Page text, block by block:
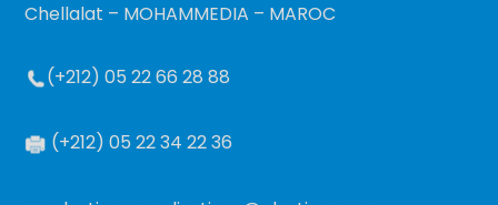
Chellalat – MOHAMMEDIA – MAROC
(+212) 05 22 66 28 88
(+212) 05 22 34 22 36